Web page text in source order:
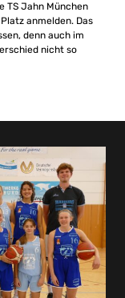
TS Jahn München
anmelden. Das
denn auch im
nicht so